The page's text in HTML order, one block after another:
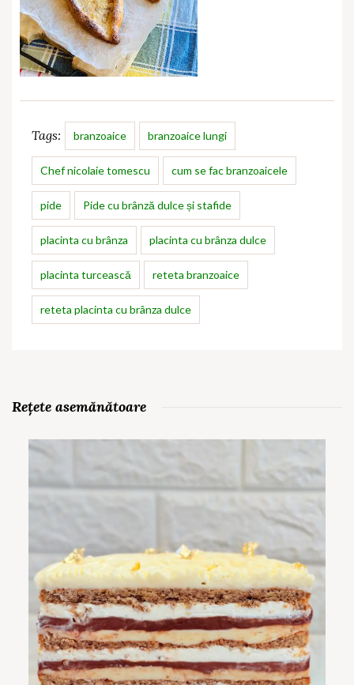
Tags: branzoaice branzoaice lungi
Chef nicolaie tomescu cum se fac branzoaicele
pide Pide cu brânză dulce și stafide
placinta cu brânza placinta cu brânza dulce
placinta turcească reteta branzoaice
reteta placinta cu brânza dulce
Rețete asemănătoare